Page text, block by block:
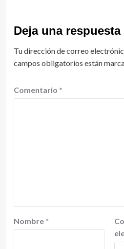
Deja una respuesta
Tu dirección de correo
campos obligatorios están
Comentario *
Nombre *